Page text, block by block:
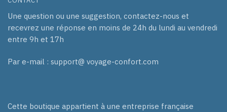
Une question ou une suggestion, contactez-nous et
recevrez une réponse en moins de 24h du lundi au vendredi
entre 9h et 17h
Par e-mail : support@ voyage-confort.com
Cette boutique appartient à une entreprise française